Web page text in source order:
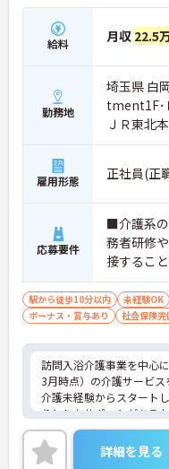
給料 月収 22.5
勤務地
埼玉県 白
tment1F･
ＪＲ東北
分
雇用形態 正社員(正
応募要件
■介護系
務者研修
接するこ
視する人
駅から徒歩10分以内 未経験OK
ボーナス・賞与あり
社会保険完
訪問入浴介護事業を中心
3月時点）の介護サービス
介護未経験からスタート
りとしたサポートがある
けます。お風呂に入れな
差し伸べてあげられると
です。ご興味ある方には
詳細を見る